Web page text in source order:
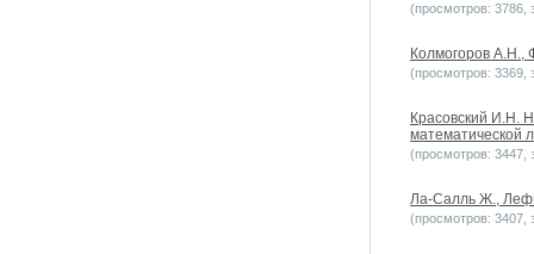
(просмотров: 3786,
Колмогоров А.Н.,
(просмотров: 3369,
Красовский И.Н.
математической
(просмотров: 3447,
Ла-Салль Ж.,
(просмотров: 3407,